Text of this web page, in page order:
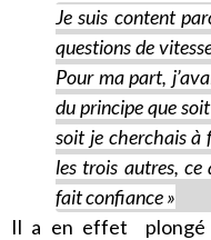
Je suis content
questions de
Pour ma part,
du principe que
soit je cherchais à
les trois autres, ce
fait confiance »
Il a en effet plongé